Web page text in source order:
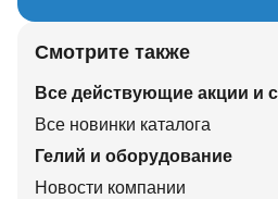
Смотрите также
Все действующие акции и
Все новинки каталога
Гелий и оборудование
Новости компании